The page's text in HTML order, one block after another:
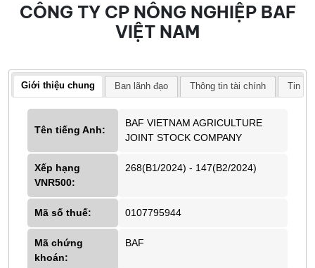
CÔNG TY CP NÔNG NGHIỆP BAF
VIỆT NAM
Giới thiệu chung Ban lãnh đạo Thông tin tài chính Tin
Tên tiếng Anh:
BAF VIETNAM AGRICULTURE
JOINT STOCK COMPANY
Xếp hạng
VNR500:
268(B1/2024) - 147(B2/2024)
Mã số thuế: 0107795944
Mã chứng
khoán:
BAF